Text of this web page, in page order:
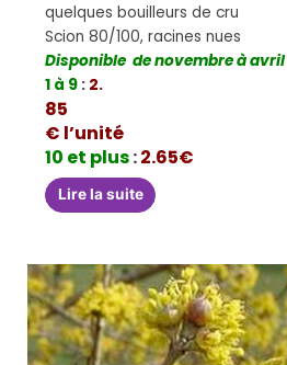
quelques bouilleurs de cru
Scion 80/100, racines nues
Disponible de novembre à avril
1 à 9 : 2.
85
€ l’unité
10 et plus:2.65€
Lire la suite